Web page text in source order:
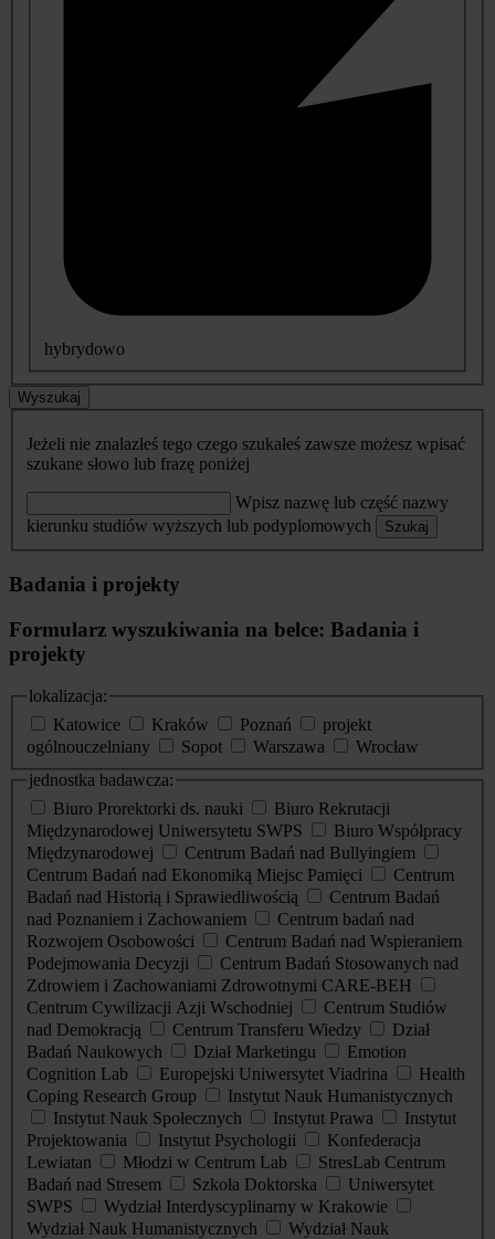
hybrydowo
Wyszukaj
Jeżeli nie znalazłeś tego czego szukałeś zawsze możesz wpisać
szukane słowo lub frazę poniżej
Wpisz nazwę lub część nazwy
kierunku studiów wyższych lub podyplomowych
Szukaj
Badania i projekty
Formularz wyszukiwania na belce: Badania i
projekty
lokalizacja:
Katowice
Kraków Poznań
projekt
ogólnouczelniany
Sopot Warszawa
Wrocław
jednostka badawcza:
Biuro Prorektorki ds. nauki
Biuro Rekrutacji
Międzynarodowej Uniwersytetu SWPS
Biuro Współpracy
Międzynarodowej
Centrum Badań nad Bullyingiem
Centrum Badań nad Ekonomiką Miejsc Pamięci
Centrum
Badań nad Historią i Sprawiedliwością
Centrum Badań
nad Poznaniem i Zachowaniem
Centrum badań nad
Rozwojem Osobowości
Centrum Badań nad Wspieraniem
Podejmowania Decyzji
Centrum Badań Stosowanych nad
Zdrowiem i Zachowaniami Zdrowotnymi CARE-BEH
Centrum Cywilizacji Azji Wschodniej
Centrum Studiów
nad Demokracją
Centrum Transferu Wiedzy
Dział
Badań Naukowych
Dział Marketingu
Emotion
Cognition Lab
Europejski Uniwersytet Viadrina
Health
Coping Research Group
Instytut Nauk Humanistycznych
Instytut Nauk Społecznych
Instytut Prawa
Instytut
Projektowania
Instytut Psychologii
Konfederacja
Lewiatan
Młodzi w Centrum Lab
StresLab Centrum
Badań nad Stresem
Szkoła Doktorska
Uniwersytet
SWPS
Wydział Interdyscyplinarny w Krakowie
Wydział Nauk Humanistycznych
Wydział Nauk